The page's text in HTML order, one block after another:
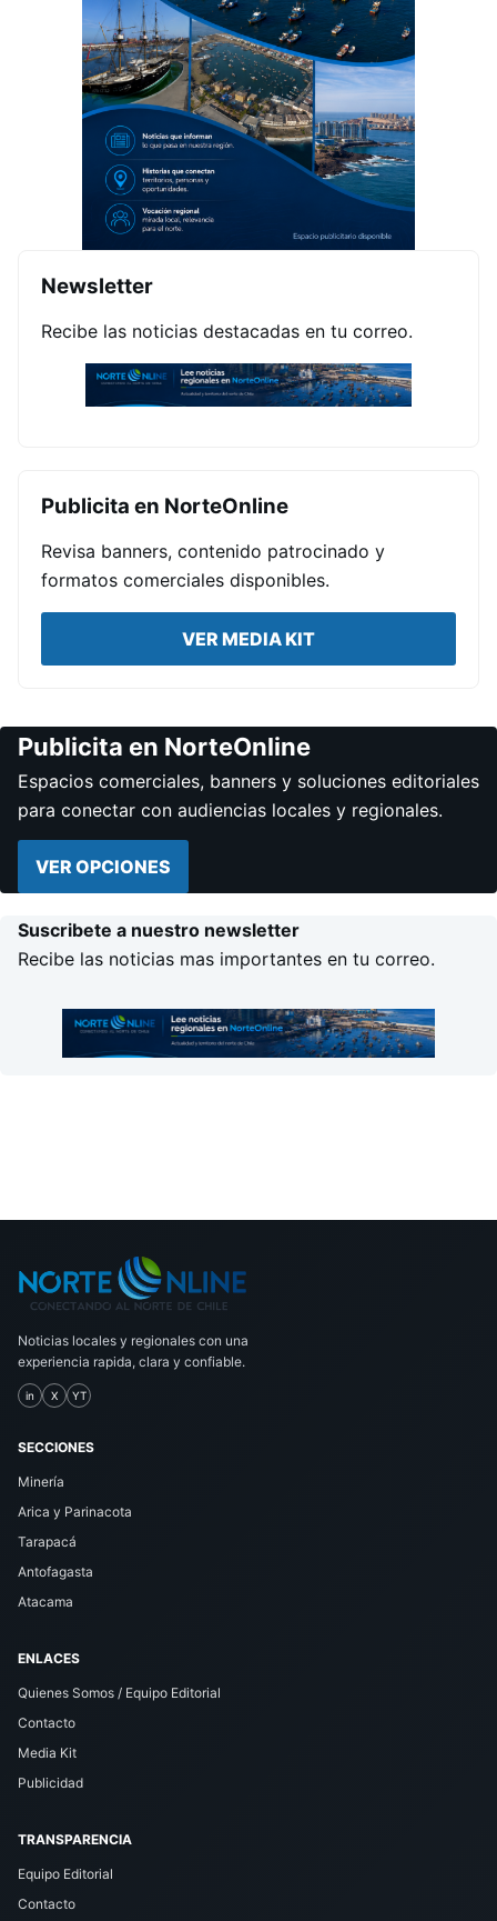
Newsletter
Recibe las noticias destacadas en tu correo.
Publicita en NorteOnline
Revisa banners, contenido patrocinado y
formatos comerciales disponibles.
VER MEDIA KIT
Publicita en NorteOnline
Espacios comerciales, banners y soluciones editoriales
para conectar con audiencias locales y regionales.
VER OPCIONES
Suscribete a nuestro newsletter
Recibe las noticias mas importantes en tu correo.
Noticias locales y regionales con una
experiencia rapida, clara y confiable.
in X YT
SECCIONES
Minería
Arica y Parinacota
Tarapacá
Antofagasta
Atacama
ENLACES
Quienes Somos / Equipo Editorial
Contacto
Media Kit
Publicidad
TRANSPARENCIA
Equipo Editorial
Contacto